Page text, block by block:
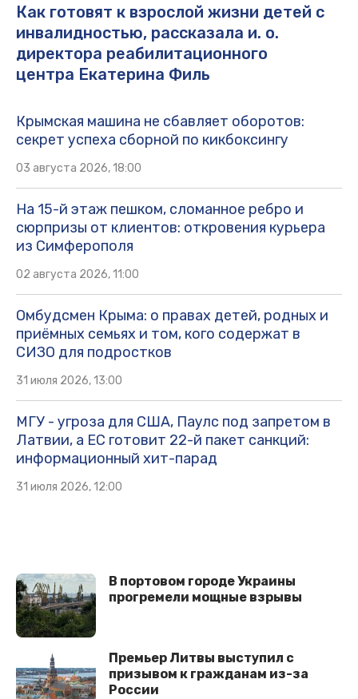
Как готовят к взрослой жизни детей с
инвалидностью, рассказала и. о.
директора реабилитационного
центра Екатерина Филь
Крымская машина не сбавляет оборотов:
секрет успеха сборной по кикбоксингу
03 августа 2026, 18:00
На 15-й этаж пешком, сломанное ребро и
сюрпризы от клиентов: откровения курьера
из Симферополя
02 августа 2026, 11:00
Омбудсмен Крыма: о правах детей, родных и
приёмных семьях и том, кого содержат в
СИЗО для подростков
31 июля 2026, 13:00
МГУ - угроза для США, Паулс под запретом в
Латвии, а ЕС готовит 22-й пакет санкций:
информационный хит-парад
31 июля 2026, 12:00
В портовом городе Украины
прогремели мощные взрывы
Премьер Литвы выступил с
призывом к гражданам из-за
России